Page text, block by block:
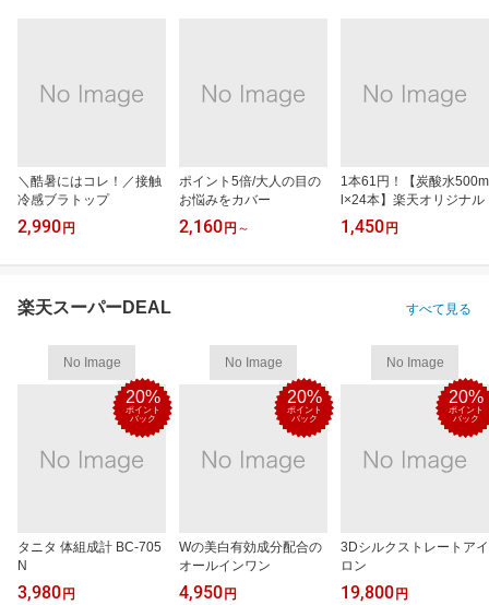
＼酷暑にはコレ！／接触
冷感ブラトップ
2,990 円
ポイント5倍/大人の目の
お悩みをカバー
2,160 円 ～
1本61円！【炭酸水500m
l×24本】楽天オリジナル
1,450 円
楽天スーパーDEAL すべて見る
No Image
20%
ポイント
バック
タニタ 体組成計 BC-705
N
3,980 円
No Image
20%
ポイント
バック
Wの美白有効成分配合の
オールインワン
4,950 円
No Image
20%
ポイント
バック
3Dシルクストレートアイ
ロン
19,800 円